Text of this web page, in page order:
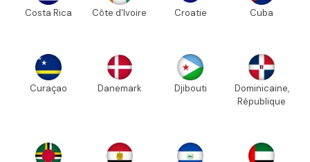
Costa Rica Côte d'Ivoire Croatie Cuba
Curaçao Danemark Djibouti
Dominicaine,
République